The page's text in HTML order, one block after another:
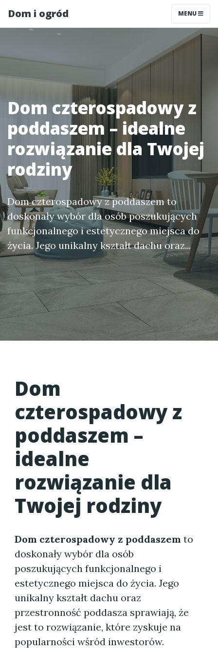
Dom i ogród MENU
Dom czterospadowy z
poddaszem – idealne
rozwiązanie dla Twojej
rodziny
Dom czterospadowy z poddaszem to
doskonały wybór dla osób poszukujących
funkcjonalnego i estetycznego miejsca do
życia. Jego unikalny kształt dachu oraz...
Dom
czterospadowy z
poddaszem –
idealne
rozwiązanie dla
Twojej rodziny
Dom czterospadowy z poddaszem to
doskonały wybór dla osób
poszukujących funkcjonalnego i
estetycznego miejsca do życia. Jego
unikalny kształt dachu oraz
przestronność poddasza sprawiają, że
jest to rozwiązanie, które zyskuje na
popularności wśród inwestorów.